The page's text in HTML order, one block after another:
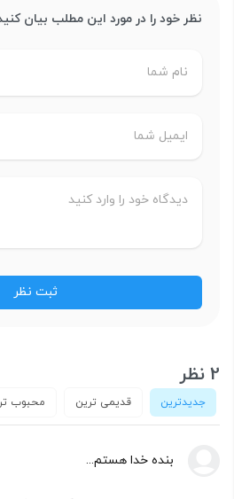
نظر خود را در مورد این مطلب بیان
2 نظر
جدیدترین قدیمی ترین محبوب
بنده خدا هستم...